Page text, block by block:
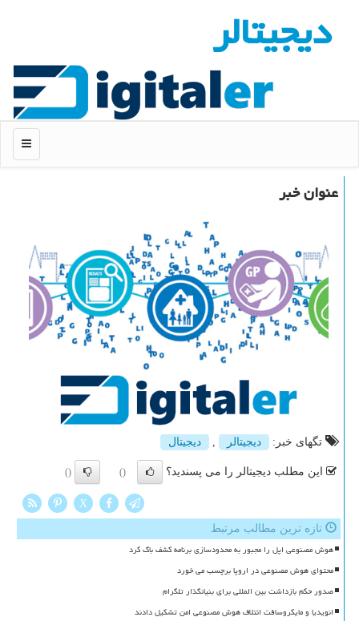
دیجیتالر
منو
عنوان خبر
تگهای خبر: دیجیتالر دیجیتال
این مطلب دیجیتالر را می پسندید؟ ()
()
X
تازه ترین مطالب مرتبط
هوش مصنوعی اپل را مجبور به محدودسازی برنامه کشف باگ کرد
محتوای هوش مصنوعی در اروپا برچسب می خورد
صدور حکم بازداشت بین المللی برای بنیانگذار تلگرام
انویدیا و مایکروسافت ائتلاف هوش مصنوعی امن تشکیل دادند